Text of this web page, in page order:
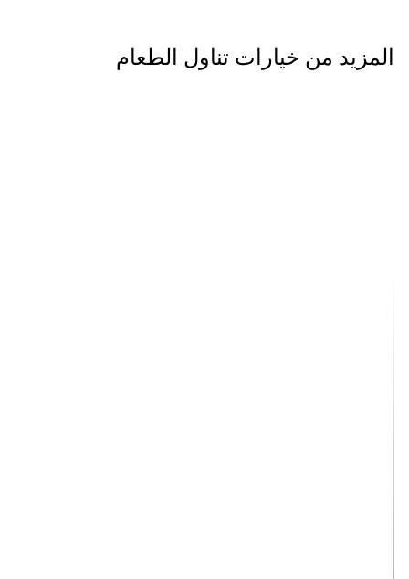
المزيد من خيارات تناول الطعام